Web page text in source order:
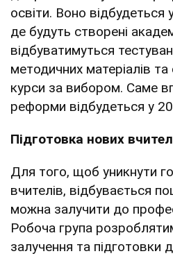
освіти. Воно відбудеться
де будуть створені
відбуватимуться
методичних матеріалів
курси за вибором. Саме
реформи відбудеться у
Підготовка нових
Для того, щоб уникнути
вчителів, відбувається
можна залучити до
Робоча група
залучення та підготовки